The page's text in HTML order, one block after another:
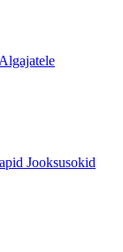
Algajatele
Jooksusokid